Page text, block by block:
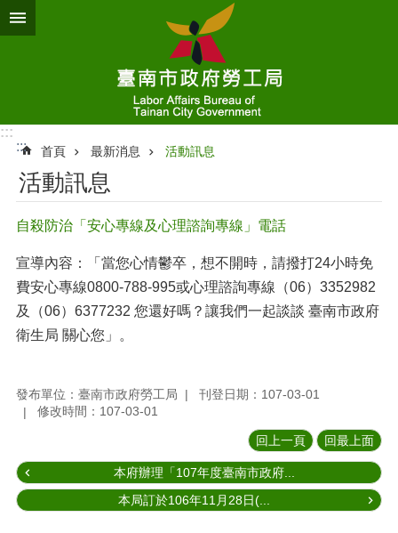
跳到主要內容區塊
:::
:::
首頁 最新消息 活動訊息
活動訊息
自殺防治「安心專線及心理諮詢專線」電話
宣導內容：「當您心情鬱卒，想不開時，請撥打24小時免
費安心專線0800-788-995或心理諮詢專線（06）3352982
及（06）6377232 您還好嗎？讓我們一起談談 臺南市政府
衛生局 關心您」。
發布單位：臺南市政府勞工局
刊登日期：107-03-01
修改時間：107-03-01
回上一頁 回最上面
本府辦理「107年度臺南市政府...
本局訂於106年11月28日(...